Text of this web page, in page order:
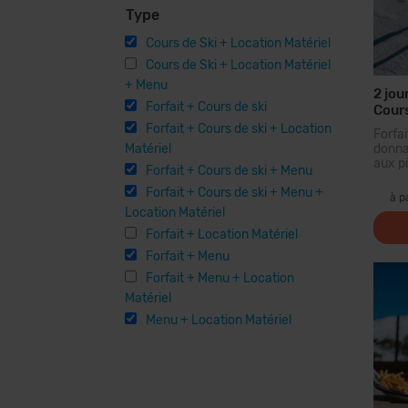
Type
Cours de Ski + Location Matériel
Cours de Ski + Location Matériel
+ Menu
Forfait + Cours de ski
Forfait + Cours de ski + Location
Matériel
Forfait + Cours de ski + Menu
Forfait + Cours de ski + Menu +
Location Matériel
Forfait + Location Matériel
Forfait + Menu
Forfait + Menu + Location
Matériel
Menu + Location Matériel
2
aux
à